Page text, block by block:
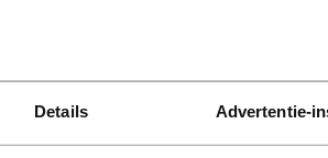
Details Advertentie-